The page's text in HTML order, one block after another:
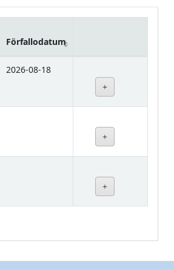
Förfallodatum
2026-08-18